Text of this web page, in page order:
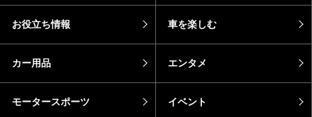
お役立ち情報 車を楽しむ
カー用品 エンタメ
モータースポーツ イベント